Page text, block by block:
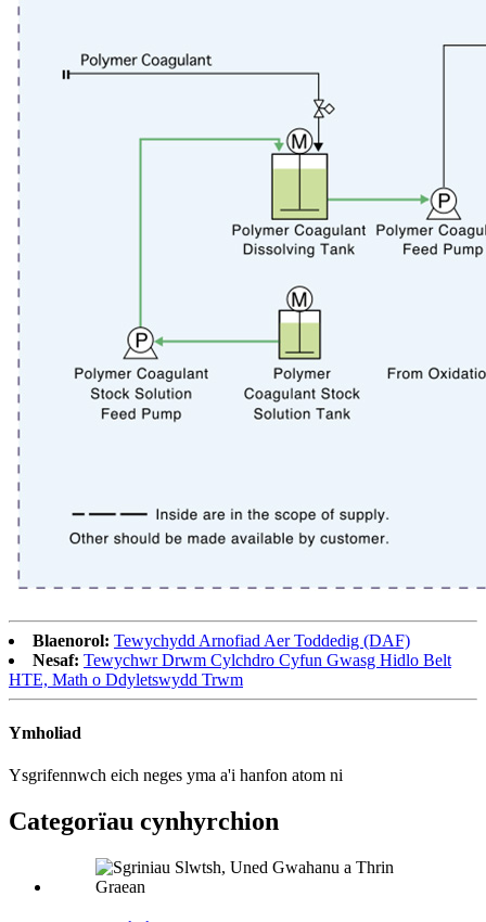
Blaenorol: Tewychydd Arnofiad Aer Toddedig (DAF)
Nesaf: Tewychwr Drwm Cylchdro Cyfun Gwasg Hidlo Belt
HTE, Math o Ddyletswydd Trwm
Ymholiad
Ysgrifennwch eich neges yma a'i hanfon atom ni
Categorïau cynhyrchion